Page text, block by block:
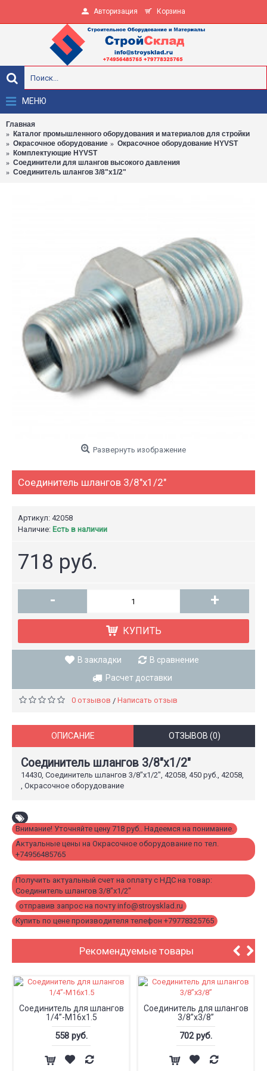
Авторизация Корзина
МЕНЮ
Главная
Каталог промышленного оборудования и материалов для стройки
Окрасочное оборудование
Окрасочное оборудование HYVST
Комплектующие HYVST
Соединители для шлангов высокого давления
Соединитель шлангов 3/8"х1/2"
Развернуть изображение
Соединитель шлангов 3/8"х1/2"
Артикул: 42058
Наличие: Есть в наличии
718 руб.
- +
КУПИТЬ
В закладки
В сравнение
Расчет доставки
0 отзывов / Написать отзыв
ОПИСАНИЕ ОТЗЫВОВ (0)
Соединитель шлангов 3/8"х1/2"
14430, Соединитель шлангов 3/8"х1/2", 42058, 450 руб., 42058,
, Окрасочное оборудование
Внимание! Уточняйте цену 718 руб.. Надеемся на понимание.
Актуальные цены на Окрасочное оборудование по тел.
+74956485765
Получить актуальный счет на оплату с НДС на товар:
Соединитель шлангов 3/8"х1/2"
отправив запрос на почту info@stroysklad.ru
Купить по цене производителя телефон +79778325765
Рекомендуемые товары
Соединитель для шлангов
1/4”-М16х1.5
558 руб.
Соединитель для шлангов
3/8”x3/8”
702 руб.